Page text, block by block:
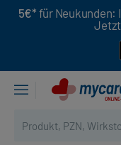
5€* für Neukunden:
Jetzt